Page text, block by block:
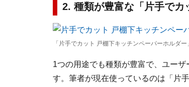
2. 種類が豊富な「片手でカ
「片手でカット 戸棚下キッチンペーパーホルダ
1つの用途でも種類が豊富で、ユー
す。筆者が現在使っているのは「片